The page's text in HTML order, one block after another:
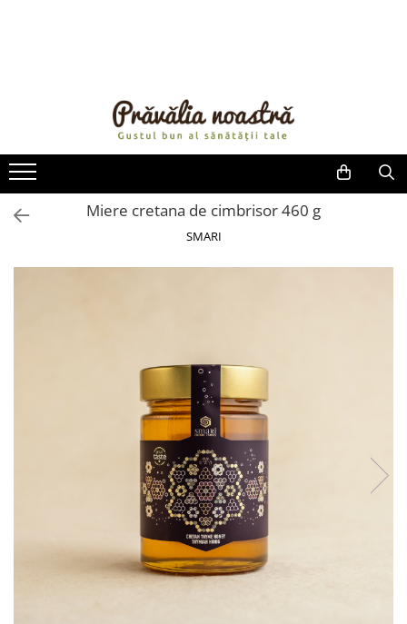
ULEIURI ȘI UNTURI
MĂSLINE
NUCI ȘI SEMINȚE
FRUCTE DESHIDRATATE
FRUCTE LA CONSERVĂ
BĂUTURI / LAPTE VEGETAL
CREME ȘI PASTE TARTINABILE
CIOCOLATĂ ȘI CACAO
SUPERALIMENTE
Miere cretana de cimbrisor 460 g
SMARI